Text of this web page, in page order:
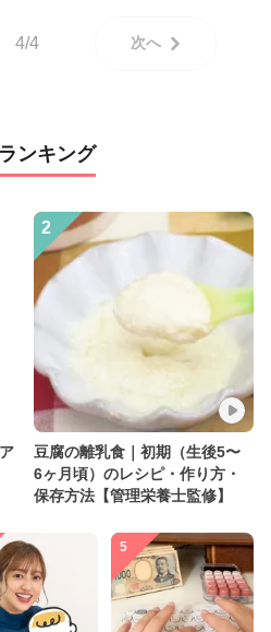
4/4 次へ
ンキング
2
豆腐の離乳食｜初期（生後5〜
6ヶ月頃）のレシピ・作り方・
保存方法【管理栄養士監修】
5